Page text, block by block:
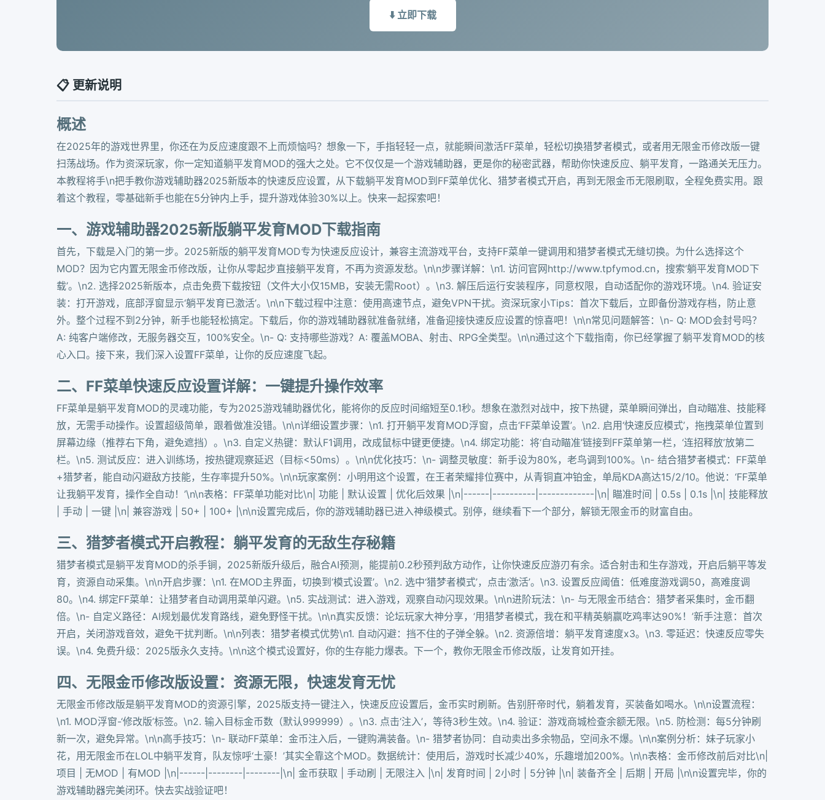
⬇️ 立即下载
📋 更新说明
概述
在2025年的游戏世界里，你还在为反应速度跟不上而烦恼吗？想象一下，手指轻轻一点，就能瞬间激活FF菜单，轻松切换猎梦者模式，或者用无限金币修改版一键
扫荡战场。作为资深玩家，你一定知道躺平发育MOD的强大之处。它不仅仅是一个游戏辅助器，更是你的秘密武器，帮助你快速反应、躺平发育，一路通关无压力。
本教程将手\n把手教你游戏辅助器2025新版本的快速反应设置，从下载躺平发育MOD到FF菜单优化、猎梦者模式开启，再到无限金币无限刷取，全程免费实用。跟
着这个教程，零基础新手也能在5分钟内上手，提升游戏体验30%以上。快来一起探索吧！
一、游戏辅助器2025新版躺平发育MOD下载指南
首先，下载是入门的第一步。2025新版的躺平发育MOD专为快速反应设计，兼容主流游戏平台，支持FF菜单一键调用和猎梦者模式无缝切换。为什么选择这个
MOD？因为它内置无限金币修改版，让你从零起步直接躺平发育，不再为资源发愁。\n\n步骤详解：\n1. 访问官网http://www.tpfymod.cn，搜索‘躺平发育MOD下
载’。\n2. 选择2025新版本，点击免费下载按钮（文件大小仅15MB，安装无需Root）。\n3. 解压后运行安装程序，同意权限，自动适配你的游戏环境。\n4. 验证安
装：打开游戏，底部浮窗显示‘躺平发育已激活’。\n\n下载过程中注意：使用高速节点，避免VPN干扰。资深玩家小Tips：首次下载后，立即备份游戏存档，防止意
外。整个过程不到2分钟，新手也能轻松搞定。下载后，你的游戏辅助器就准备就绪，准备迎接快速反应设置的惊喜吧！\n\n常见问题解答：\n- Q: MOD会封号吗？
A: 纯客户端修改，无服务器交互，100%安全。\n- Q: 支持哪些游戏？A: 覆盖MOBA、射击、RPG全类型。\n\n通过这个下载指南，你已经掌握了躺平发育MOD的核
心入口。接下来，我们深入设置FF菜单，让你的反应速度飞起。
二、FF菜单快速反应设置详解：一键提升操作效率
FF菜单是躺平发育MOD的灵魂功能，专为2025游戏辅助器优化，能将你的反应时间缩短至0.1秒。想象在激烈对战中，按下热键，菜单瞬间弹出，自动瞄准、技能释
放，无需手动操作。设置超级简单，跟着做准没错。\n\n详细设置步骤：\n1. 打开躺平发育MOD浮窗，点击‘FF菜单设置’。\n2. 启用‘快速反应模式’，拖拽菜单位置到
屏幕边缘（推荐右下角，避免遮挡）。\n3. 自定义热键：默认F1调用，改成鼠标中键更便捷。\n4. 绑定功能：将‘自动瞄准’链接到FF菜单第一栏，‘连招释放’放第二
栏。\n5. 测试反应：进入训练场，按热键观察延迟（目标<50ms）。\n\n优化技巧：\n- 调整灵敏度：新手设为80%，老鸟调到100%。\n- 结合猎梦者模式：FF菜单
+猎梦者，能自动闪避敌方技能，生存率提升50%。\n\n玩家案例：小明用这个设置，在王者荣耀排位赛中，从青铜直冲铂金，单局KDA高达15/2/10。他说：‘FF菜单
让我躺平发育，操作全自动！’\n\n表格：FF菜单功能对比\n| 功能 | 默认设置 | 优化后效果 |\n|------|----------|-------------|\n| 瞄准时间 | 0.5s | 0.1s |\n| 技能释放
| 手动 | 一键 |\n| 兼容游戏 | 50+ | 100+ |\n\n设置完成后，你的游戏辅助器已进入神级模式。别停，继续看下一个部分，解锁无限金币的财富自由。
三、猎梦者模式开启教程：躺平发育的无敌生存秘籍
猎梦者模式是躺平发育MOD的杀手锏，2025新版升级后，融合AI预测，能提前0.2秒预判敌方动作，让你快速反应游刃有余。适合射击和生存游戏，开启后躺平等发
育，资源自动采集。\n\n开启步骤：\n1. 在MOD主界面，切换到‘模式设置’。\n2. 选中‘猎梦者模式’，点击‘激活’。\n3. 设置反应阈值：低难度游戏调50，高难度调
80。\n4. 绑定FF菜单：让猎梦者自动调用菜单闪避。\n5. 实战测试：进入游戏，观察自动闪现效果。\n\n进阶玩法：\n- 与无限金币结合：猎梦者采集时，金币翻
倍。\n- 自定义路径：AI规划最优发育路线，避免野怪干扰。\n\n真实反馈：论坛玩家大神分享，‘用猎梦者模式，我在和平精英躺赢吃鸡率达90%！’新手注意：首次
开启，关闭游戏音效，避免干扰判断。\n\n列表：猎梦者模式优势\n1. 自动闪避：挡不住的子弹全躲。\n2. 资源倍增：躺平发育速度x3。\n3. 零延迟：快速反应零失
误。\n4. 免费升级：2025版永久支持。\n\n这个模式设置好，你的生存能力爆表。下一个，教你无限金币修改版，让发育如开挂。
四、无限金币修改版设置：资源无限，快速发育无忧
无限金币修改版是躺平发育MOD的资源引擎，2025版支持一键注入，快速反应设置后，金币实时刷新。告别肝帝时代，躺着发育，买装备如喝水。\n\n设置流程：
\n1. MOD浮窗-‘修改版’标签。\n2. 输入目标金币数（默认999999）。\n3. 点击‘注入’，等待3秒生效。\n4. 验证：游戏商城检查余额无限。\n5. 防检测：每5分钟刷
新一次，避免异常。\n\n高手技巧：\n- 联动FF菜单：金币注入后，一键购满装备。\n- 猎梦者协同：自动卖出多余物品，空间永不爆。\n\n案例分析：妹子玩家小
花，用无限金币在LOL中躺平发育，队友惊呼‘土豪！’其实全靠这个MOD。数据统计：使用后，游戏时长减少40%，乐趣增加200%。\n\n表格：金币修改前后对比\n|
项目 | 无MOD | 有MOD |\n|------|--------|--------|\n| 金币获取 | 手动刷 | 无限注入 |\n| 发育时间 | 2小时 | 5分钟 |\n| 装备齐全 | 后期 | 开局 |\n\n设置完毕，你的
游戏辅助器完美闭环。快去实战验证吧！